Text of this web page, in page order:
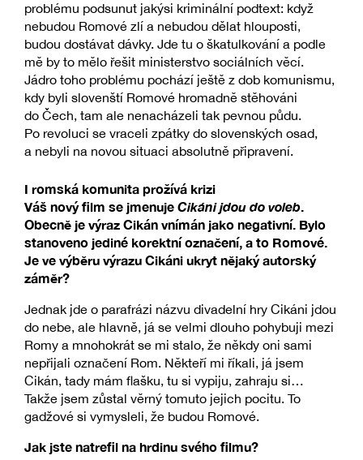
problému podsunut jakýsi kriminální podtext: když
nebudou Romové zlí a nebudou dělat hlouposti,
budou dostávat dávky. Jde tu o škatulkování a podle
mě by to mělo řešit ministerstvo sociálních věcí.
Jádro toho problému pochází ještě z dob komunismu,
kdy byli slovenští Romové hromadně stěhováni
do Čech, tam ale nenacházeli tak pevnou půdu.
Po revoluci se vraceli zpátky do slovenských osad,
a nebyli na novou situaci absolutně připravení.
I romská komunita prožívá krizi
Váš nový film se jmenuje Cikáni jdou do voleb
Obecně je výraz Cikán vnímán jako negativní. Bylo
stanoveno jediné korektní označení, a to Romové.
Je ve výběru výrazu Cikáni ukryt nějaký autorský
záměr?
Jednak jde o parafrázi názvu divadelní hry Cikáni jdou
do nebe, ale hlavně, já se velmi dlouho pohybuji mezi
Romy a mnohokrát se mi stalo, že někdy oni sami
nepřijali označení Rom. Někteří mi říkali, já jsem
Cikán, tady mám flašku, tu si vypiju, zahraju si…
Takže jsem zůstal věrný tomuto jejich pocitu. To
gadžové si vymysleli, že budou Romové.
Jak jste natrefil na hrdinu svého filmu?